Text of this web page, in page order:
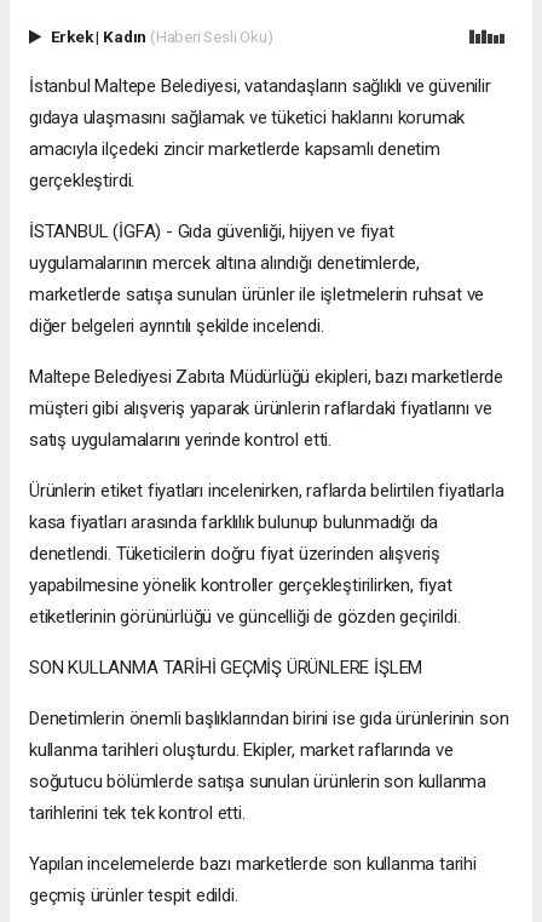
Erkek| Kadın (Haberi Sesli Oku)
İstanbul Maltepe Belediyesi, vatandaşların sağlıklı ve güvenilir
gıdaya ulaşmasını sağlamak ve tüketici haklarını korumak
amacıyla ilçedeki zincir marketlerde kapsamlı denetim
gerçekleştirdi.
İSTANBUL (İGFA) - Gıda güvenliği, hijyen ve fiyat
uygulamalarının mercek altına alındığı denetimlerde,
marketlerde satışa sunulan ürünler ile işletmelerin ruhsat ve
diğer belgeleri ayrıntılı şekilde incelendi.
Maltepe Belediyesi Zabıta Müdürlüğü ekipleri, bazı marketlerde
müşteri gibi alışveriş yaparak ürünlerin raflardaki fiyatlarını ve
satış uygulamalarını yerinde kontrol etti.
Ürünlerin etiket fiyatları incelenirken, raflarda belirtilen fiyatlarla
kasa fiyatları arasında farklılık bulunup bulunmadığı da
denetlendi. Tüketicilerin doğru fiyat üzerinden alışveriş
yapabilmesine yönelik kontroller gerçekleştirilirken, fiyat
etiketlerinin görünürlüğü ve güncelliği de gözden geçirildi.
SON KULLANMA TARİHİ GEÇMİŞ ÜRÜNLERE İŞLEM
Denetimlerin önemli başlıklarından birini ise gıda ürünlerinin son
kullanma tarihleri oluşturdu. Ekipler, market raflarında ve
soğutucu bölümlerde satışa sunulan ürünlerin son kullanma
tarihlerini tek tek kontrol etti.
Yapılan incelemelerde bazı marketlerde son kullanma tarihi
geçmiş ürünler tespit edildi.